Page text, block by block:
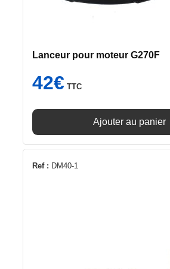
Lanceur pour moteur G270F
42€ TTC
Ajouter au panier
Ref : DM40-1